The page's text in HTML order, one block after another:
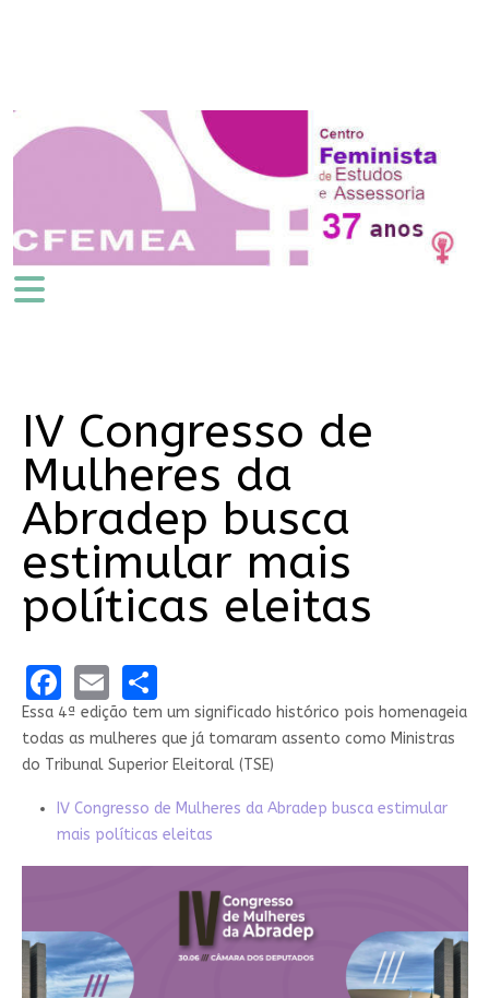
IV Congresso de
Mulheres da
Abradep busca
estimular mais
políticas eleitas
Facebook
EmailShare
Essa 4ª edição tem um significado histórico pois homenageia
todas as mulheres que já tomaram assento como Ministras
do Tribunal Superior Eleitoral (TSE)
IV Congresso de Mulheres da Abradep busca estimular
mais políticas eleitas